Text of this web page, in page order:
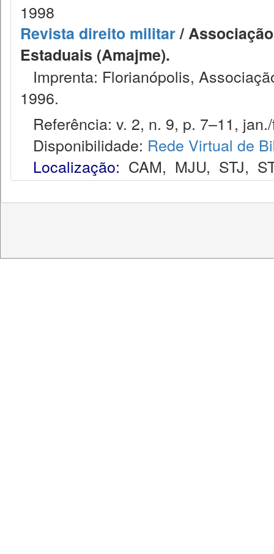
1998
Revista direito militar/
Estaduais (Amajme).
Imprenta: Florianópolis,
1996.
Referência: v. 2, n. 9, p. 7–11,
Disponibilidade: Rede Virtual de
Localização: CAM, MJU, STJ,